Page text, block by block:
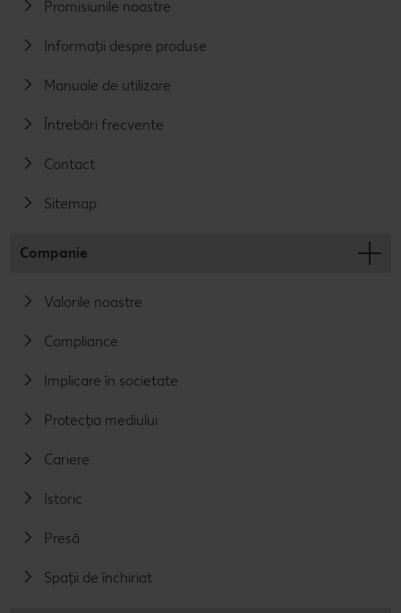
Promisiunile noastre
Informații despre produse
Manuale de utilizare
Întrebări frecvente
Contact
Sitemap
Companie
Valorile noastre
Compliance
Implicare în societate
Protecția mediului
Cariere
Istoric
Presă
Spații de închiriat